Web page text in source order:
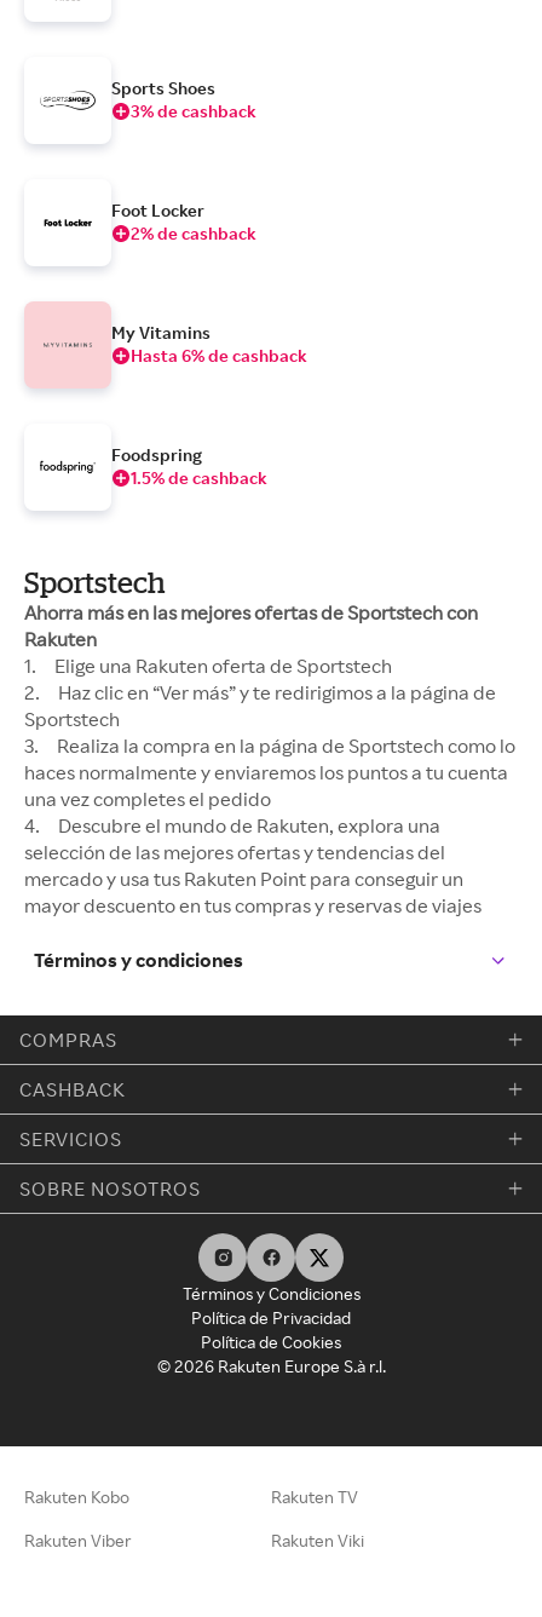
Sports Shoes
3% de cashback
Foot Locker
2% de cashback
My Vitamins
Hasta 6% de cashback
Foodspring
1.5% de cashback
Sportstech
Ahorra más en las mejores ofertas de Sportstech con
Rakuten
1. Elige una Rakuten oferta de Sportstech
2. Haz clic en “Ver más” y te redirigimos a la página de
Sportstech
3. Realiza la compra en la página de Sportstech como lo
haces normalmente y enviaremos los puntos a tu cuenta
una vez completes el pedido
4. Descubre el mundo de Rakuten, explora una
selección de las mejores ofertas y tendencias del
mercado y usa tus Rakuten Point para conseguir un
mayor descuento en tus compras y reservas de viajes
Términos y condiciones
COMPRAS
CASHBACK
SERVICIOS
SOBRE NOSOTROS
Términos y Condiciones
Política de Privacidad
Política de Cookies
© 2026 Rakuten Europe S.à r.l.
Rakuten Kobo Rakuten TV
Rakuten Viber Rakuten Viki